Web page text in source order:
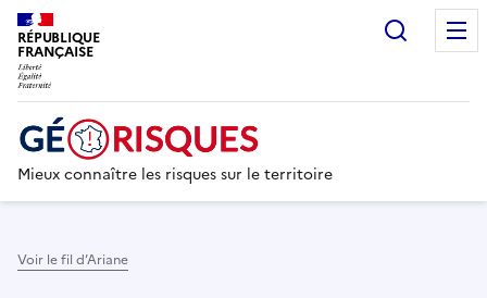
RÉPUBLIQUE
FRANÇAISE
Mieux connaître les risques sur le territoire
Voir le fil d’Ariane